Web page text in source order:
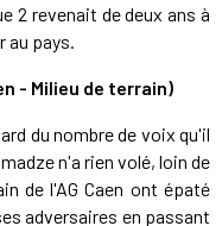
2 revenait de deux ans à
au pays.
- Milieu de terrain)
du nombre de voix qu'il
n'a rien volé, loin de
de l'AG Caen ont épaté
adversaires en passant